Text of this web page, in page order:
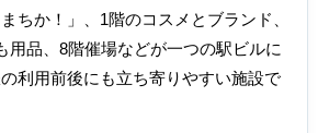
ちか！」、1階のコスメとブランド、
用品、8階催場などが一つの駅ビルに
利用前後にも立ち寄りやすい施設で